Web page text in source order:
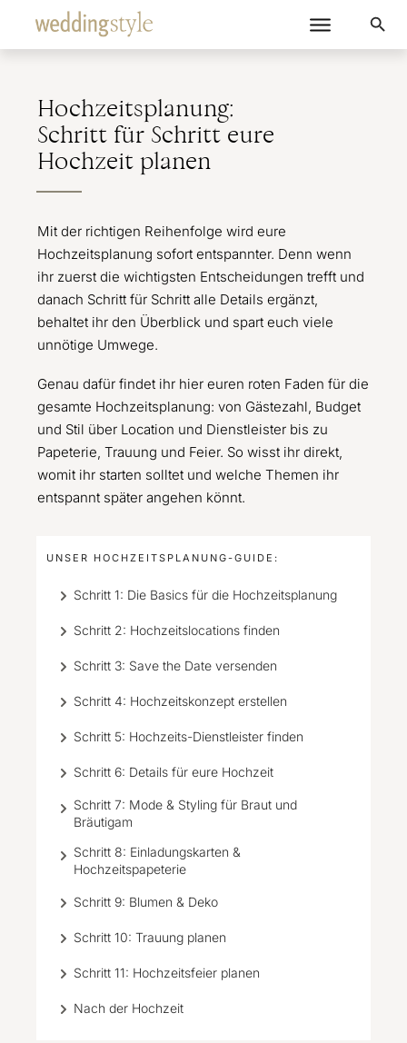
Hochzeitsplanung:
Schritt für Schritt eure
Hochzeit planen
Mit der richtigen Reihenfolge wird eure
Hochzeitsplanung sofort entspannter. Denn wenn
ihr zuerst die wichtigsten Entscheidungen trefft und
danach Schritt für Schritt alle Details ergänzt,
behaltet ihr den Überblick und spart euch viele
unnötige Umwege.
Genau dafür findet ihr hier euren roten Faden für die
gesamte Hochzeitsplanung: von Gästezahl, Budget
und Stil über Location und Dienstleister bis zu
Papeterie, Trauung und Feier. So wisst ihr direkt,
womit ihr starten solltet und welche Themen ihr
entspannt später angehen könnt.
UNSER HOCHZEITSPLANUNG-GUIDE:
Schritt 1: Die Basics für die Hochzeitsplanung
Schritt 2: Hochzeitslocations finden
Schritt 3: Save the Date versenden
Schritt 4: Hochzeitskonzept erstellen
Schritt 5: Hochzeits-Dienstleister finden
Schritt 6: Details für eure Hochzeit
Schritt 7: Mode & Styling für Braut und
Bräutigam
Schritt 8: Einladungskarten &
Hochzeitspapeterie
Schritt 9: Blumen & Deko
Schritt 10: Trauung planen
Schritt 11: Hochzeitsfeier planen
Nach der Hochzeit